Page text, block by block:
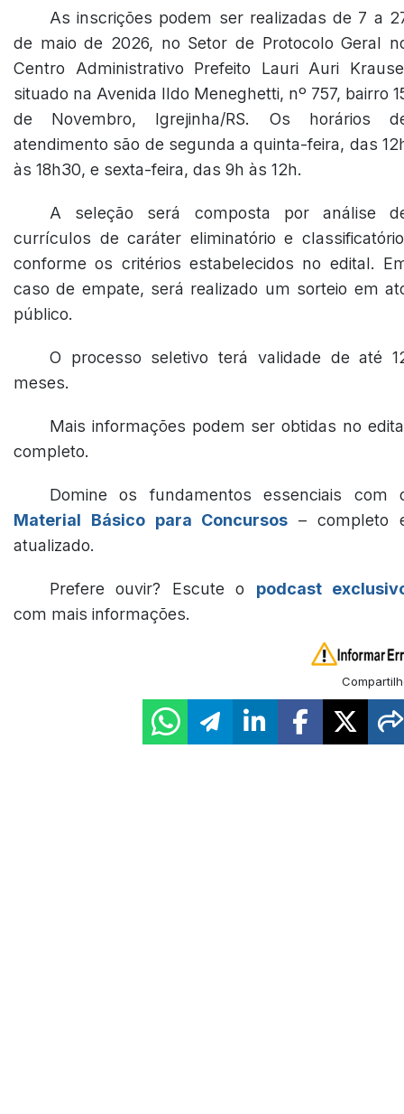
As inscrições podem ser realizadas de 7 a
de maio de 2026, no Setor de Protocolo Geral
Centro Administrativo Prefeito Lauri Auri
situado na Avenida Ildo Meneghetti, nº 757, bairro
de Novembro, Igrejinha/RS. Os horários
atendimento são de segunda a quinta-feira, das
às 18h30, e sexta-feira, das 9h às 12h.
A seleção será composta por análise
currículos de caráter eliminatório e
conforme os critérios estabelecidos no edital.
caso de empate, será realizado um sorteio em
público.
O processo seletivo terá validade de até
meses.
Mais informações podem ser obtidas no
completo.
Domine os fundamentos essenciais com
Material Básico para Concursos – completo
atualizado.
Prefere ouvir? Escute o podcast
com mais informações.